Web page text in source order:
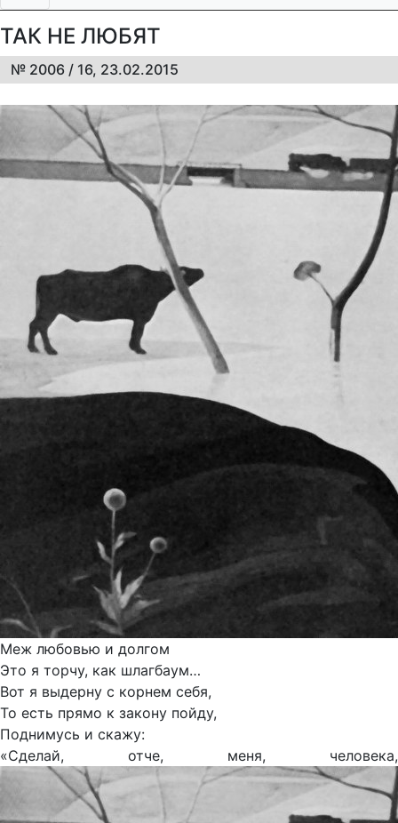
ТАК НЕ ЛЮБЯТ
№ 2006 / 16, 23.02.2015
Меж любовью и долгом
Это я торчу, как шлагбаум…
Вот я выдерну с корнем себя,
То есть прямо к закону пойду,
Поднимусь и скажу:
«Сделай, отче, меня, человека,